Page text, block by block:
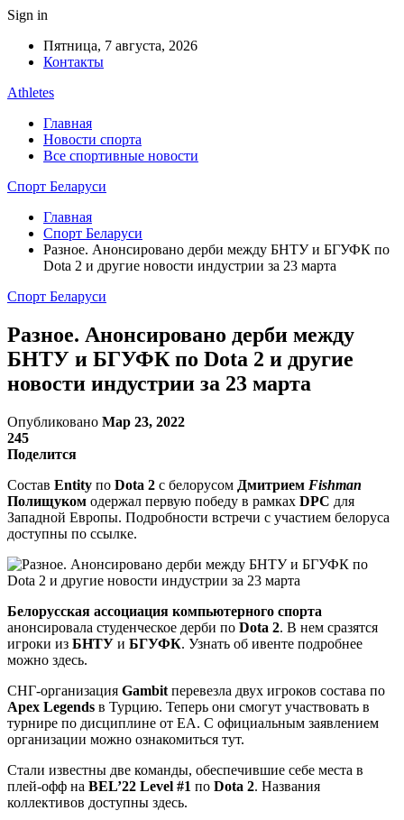
Sign in
Пятница, 7 августа, 2026
Контакты
Athletes
Главная
Новости спорта
Все спортивные новости
Спорт Беларуси
Главная
Спорт Беларуси
Разное. Анонсировано дерби между БНТУ и БГУФК по
Dota 2 и другие новости индустрии за 23 марта
Спорт Беларуси
Разное. Анонсировано дерби между
БНТУ и БГУФК по Dota 2 и другие
новости индустрии за 23 марта
Опубликовано Мар 23, 2022
245
Поделится
Состав Entity по Dota 2 с белорусом Дмитрием Fishman
Полищуком одержал первую победу в рамках DPC для
Западной Европы. Подробности встречи с участием белоруса
доступны по ссылке.
Белорусская ассоциация компьютерного спорта
анонсировала студенческое дерби по Dota 2. В нем сразятся
игроки из БНТУ и БГУФК. Узнать об ивенте подробнее
можно здесь.
СНГ-организация Gambit перевезла двух игроков состава по
Apex Legends в Турцию. Теперь они смогут участвовать в
турнире по дисциплине от EA. С официальным заявлением
организации можно ознакомиться тут.
Стали известны две команды, обеспечившие себе места в
плей-офф на BEL’22 Level #1 по Dota 2. Названия
коллективов доступны здесь.